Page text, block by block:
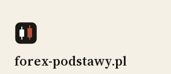
forex-podstawy.pl